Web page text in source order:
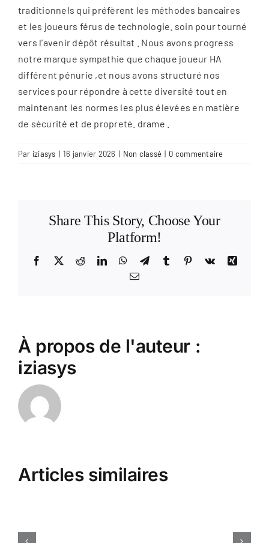
traditionnels qui préfèrent les méthodes bancaires
et les joueurs férus de technologie. soin pour tourné
vers l’avenir dépôt résultat . Nous avons progress
notre marque sympathie que chaque joueur HA
différent pénurie ,et nous avons structuré nos
services pour répondre à cette diversité tout en
maintenant les normes les plus élevées en matière
de sécurité et de propreté. drame .
Par iziasys | 16 janvier 2026 | Non classé | 0 commentaire
Share This Story, Choose Your
Platform!
Facebook
X RedditLinkedInWhatsApp
TelegramTumblr Pinterest
Vk
Xing
Email
À propos de l'auteur :
iziasys
Articles similaires
United
States